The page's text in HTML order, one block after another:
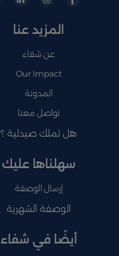
المزيد عنا
عن شفاء
Our Impact
المدونة
تواصل معنا
هل تملك صيدلية ؟
سهلناها عليك
إرسال الوصفة
الوصفة الشهرية
أيضًا في شفاء